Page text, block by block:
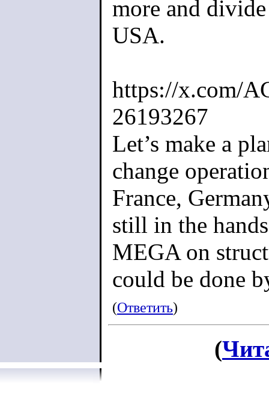
more and
USA.
https://x.com/
26193267
Let’s make a
change
France,
still in the
MEGA on
could be done
(Ответить)
(